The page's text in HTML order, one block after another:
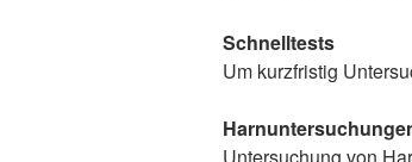
Schnelltests
Um kurzfristig